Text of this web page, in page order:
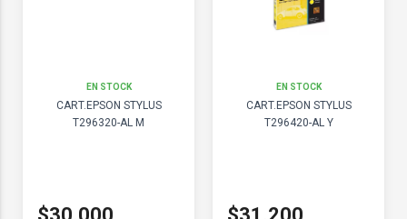
EN STOCK
CART.EPSON STYLUS
T296320-AL M
EN STOCK
CART.EPSON STYLUS
T296420-AL Y